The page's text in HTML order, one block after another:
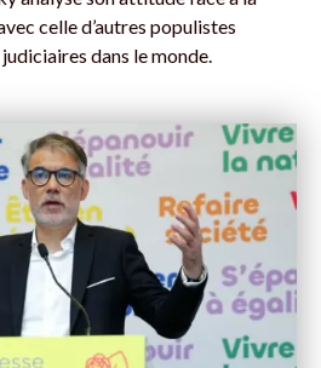
celle d’autres populistes
dans le monde.